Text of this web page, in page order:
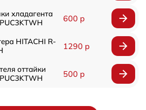
хладагента
600 р
HITACHI R-
1290 р
оттайки
500 р